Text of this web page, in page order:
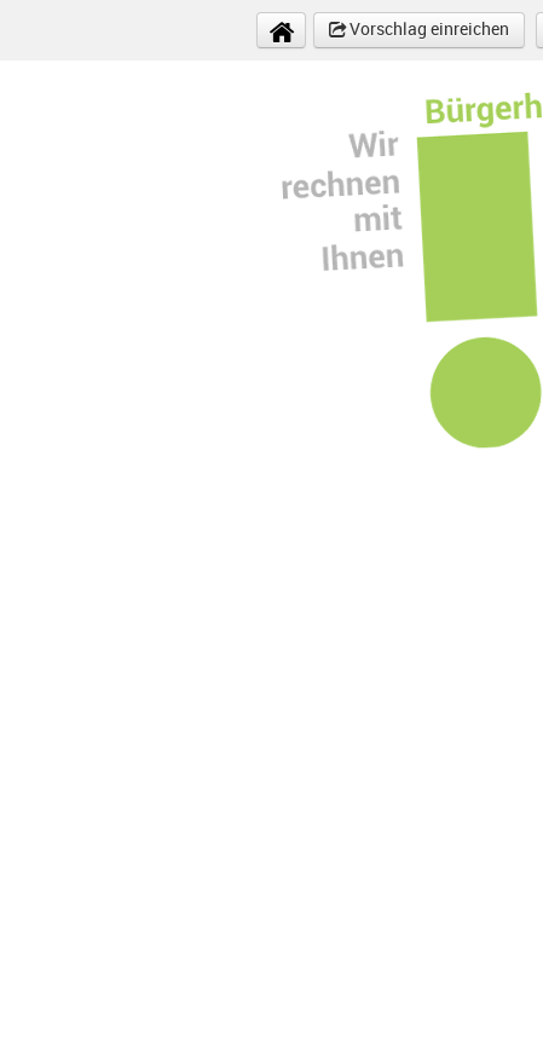
Vorschlag einreichen